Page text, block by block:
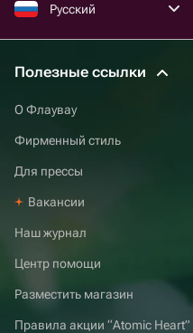
Русский
Полезные ссылки
О Флаувау
Фирменный стиль
Для прессы
Вакансии
Наш журнал
Центр помощи
Разместить магазин
Правила акции “Atomic Heart”